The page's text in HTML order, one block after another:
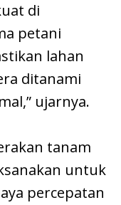
di
petani
lahan
ditanami
ujarnya.
tanam
untuk
percepatan